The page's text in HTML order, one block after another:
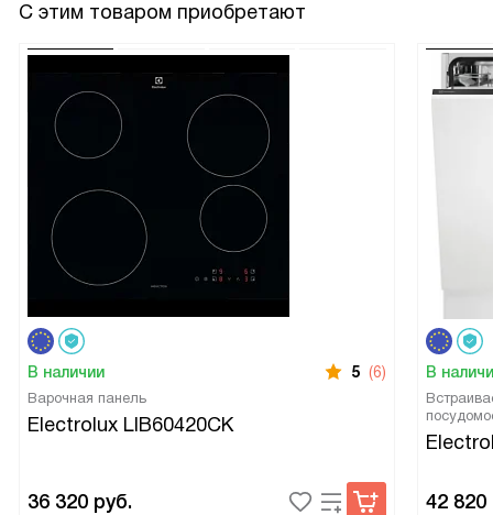
С этим товаром приобретают
В наличии 5 (6)
Варочная панель
Electrolux LIB60420CK
36 320 руб.
В
42 820